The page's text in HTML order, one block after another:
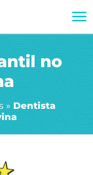
no
» Dentista